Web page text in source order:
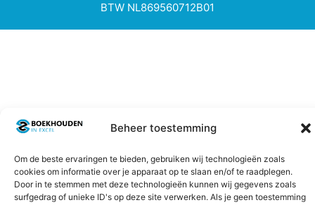
Beheer toestemming
Om de beste ervaringen te bieden, gebruiken wij technologieën zoals
cookies om informatie over je apparaat op te slaan en/of te raadplegen.
Door in te stemmen met deze technologieën kunnen wij gegevens zoals
surfgedrag of unieke ID's op deze site verwerken. Als je geen toestemming
BTW NL869560712B01